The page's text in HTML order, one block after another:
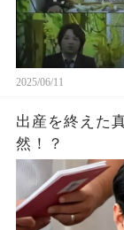
2025/06/11
出産を終えた
然！？